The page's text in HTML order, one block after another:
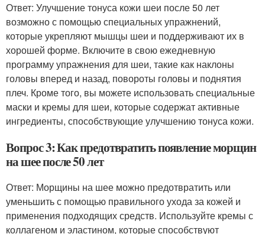
Ответ: Улучшение тонуса кожи шеи после 50 лет
возможно с помощью специальных упражнений,
которые укрепляют мышцы шеи и поддерживают их в
хорошей форме. Включите в свою ежедневную
программу упражнения для шеи, такие как наклоны
головы вперед и назад, повороты головы и поднятия
плеч. Кроме того, вы можете использовать специальные
маски и кремы для шеи, которые содержат активные
ингредиенты, способствующие улучшению тонуса кожи.
Вопрос 3: Как предотвратить появление морщин
на шее после 50 лет
Ответ: Морщины на шее можно предотвратить или
уменьшить с помощью правильного ухода за кожей и
применения подходящих средств. Используйте кремы с
коллагеном и эластином, которые способствуют